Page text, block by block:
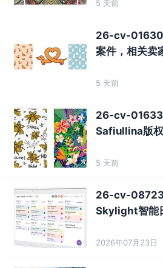
5 天前
26-cv-01630
案件，相关卖
5 天前
26-cv-
Safiullina版
5 天前
26-cv-
Skylight智能
2026年07月23日